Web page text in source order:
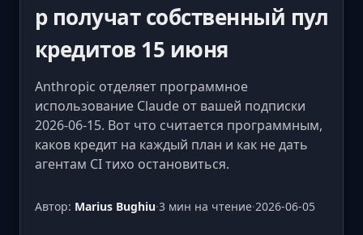
p получат собственный пул
кредитов 15 июня
Anthropic отделяет программное
использование Claude от вашей подписки
2026-06-15. Вот что считается программным,
каков кредит на каждый план и как не дать
агентам CI тихо остановиться.
Автор: Marius Bughiu·3 мин на чтение·2026-06-05